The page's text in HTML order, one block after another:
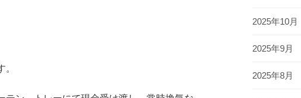
2025年10月
2025年9月
2025年8月